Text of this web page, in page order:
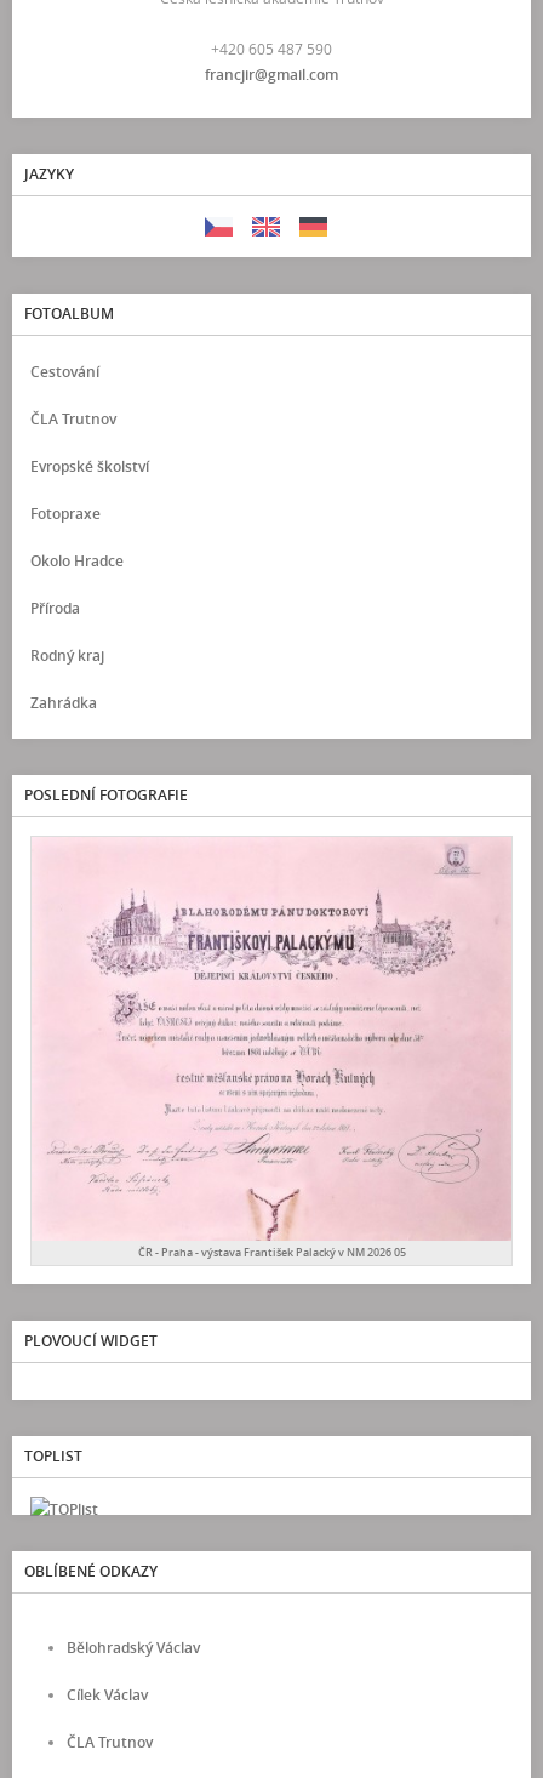
+420 605 487 590
francjir@gmail.com
JAZYKY
FOTOALBUM
Cestování
ČLA Trutnov
Evropské školství
Fotopraxe
Okolo Hradce
Příroda
Rodný kraj
Zahrádka
POSLEDNÍ FOTOGRAFIE
ČR - Praha - výstava František Palacký v NM 2026 05
PLOVOUCÍ WIDGET
TOPLIST
OBLÍBENÉ ODKAZY
Bělohradský Václav
Cílek Václav
ČLA Trutnov